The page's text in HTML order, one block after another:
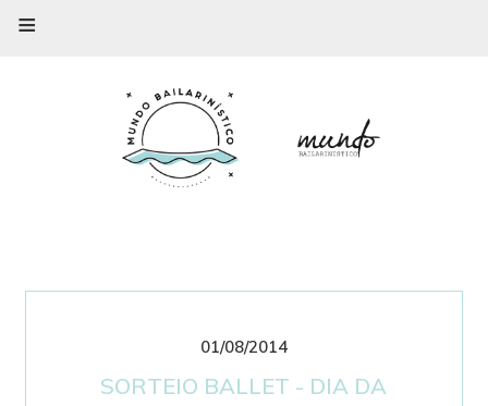
≡
01/08/2014
SORTEIO BALLET - DIA DA